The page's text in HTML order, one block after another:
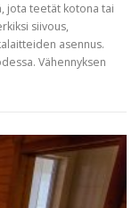
jota teetät kotona tai
siivous,
asennus.
Vähennyksen